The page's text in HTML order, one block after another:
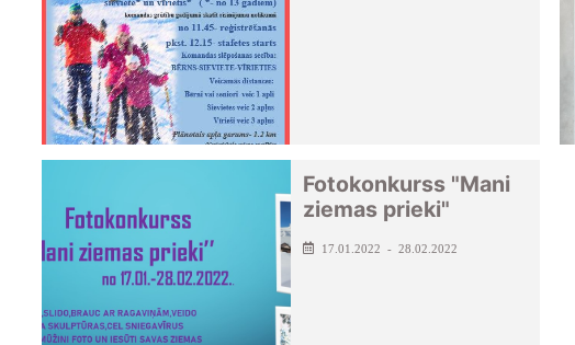
Fotokonkurss "Mani
ziemas prieki"
17.01.2022 - 28.02.2022